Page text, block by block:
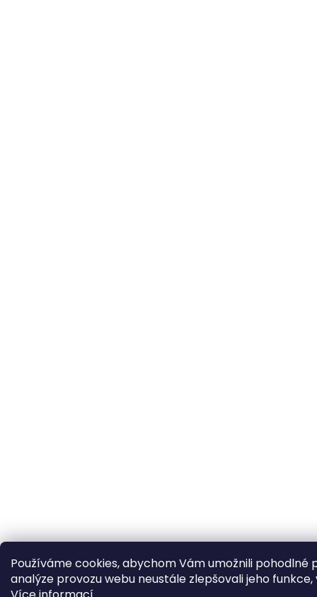
Používáme cookies, abychom Vám umožnili pohodlné
analýze provozu webu neustále zlepšovali jeho